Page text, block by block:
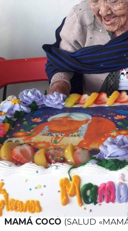
MAMÁ COCO (SALUD